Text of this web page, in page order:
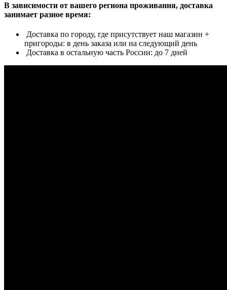
В зависимости от вашего региона проживания, доставка
занимает разное время:
Доставка по городу, где присутствует наш магазин +
пригороды: в день заказа или на следующий день
Доставка в остальную часть России: до 7 дней